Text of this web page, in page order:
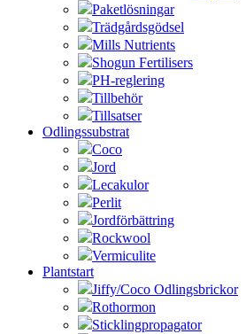
Paketlösningar
Trädgårdsgödsel
Mills Nutrients
Shogun Fertilisers
PH-reglering
Tillbehör
Tillsatser
Odlingssubstrat
Coco
Jord
Lecakulor
Perlit
Jordförbättring
Rockwool
Vermiculite
Plantstart
Jiffy/Coco Odlingsbrickor
Rothormon
Sticklingpropagator